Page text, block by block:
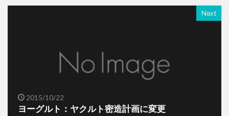
Next
2015/10/22
ヨーグルト：ヤクルト密造計画に変更